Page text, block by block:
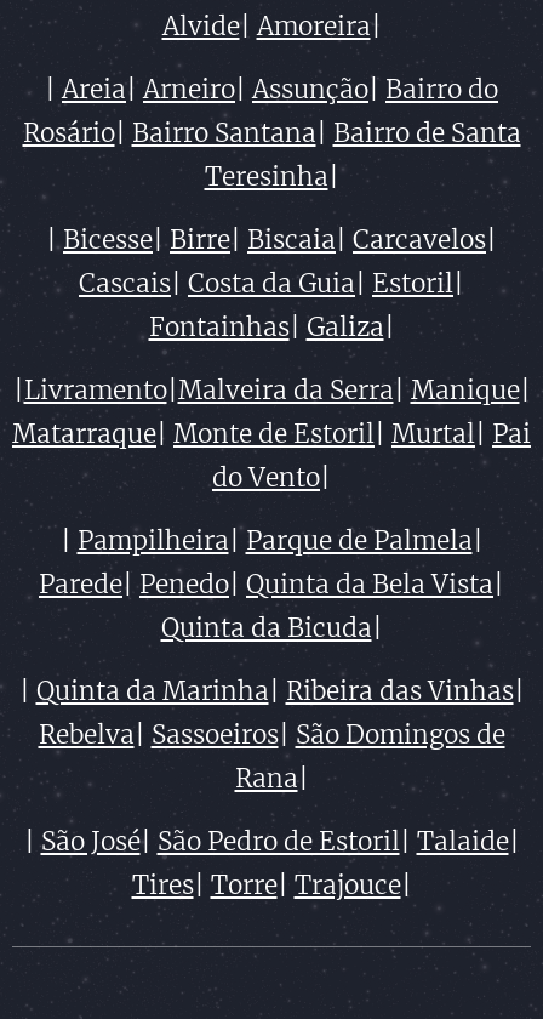
Alvide|Amoreira|
|Areia |Arneiro |Assunção | Bairro do
Rosário| Bairro Santana
Bairro de Santa
Teresinha
|Bicesse Birre| Biscaia Carcavelos
Cascais Costa da Guia Estoril
Fontainhas| Galiza
Livramento| Malveira da Serra|Manique|
Matarraque| Monte de Estoril Murtal Pai
do Vento
Pampilheira Parque de Palmela
Parede|Penedo Quinta da Bela Vista
Quinta da Bicuda
Quinta da Marinha Ribeira das Vinhas|
Rebelva
Sassoeiros| São Domingos de
Rana|
|São José| São Pedro de Estoril| Talaide|
Tires| Torre| Trajouce|